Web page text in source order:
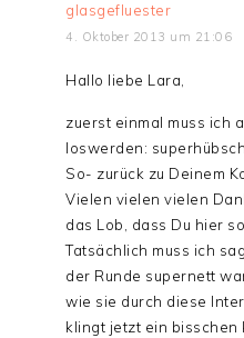
glasgefluester
4. Oktober 2013 um 21:06
Hallo liebe Lara,
zuerst einmal muss ich
loswerden:
So- zurück zu Deinem
Vielen vielen vielen
das Lob, dass Du hier
Tatsächlich muss ich
der Runde supernett
wie sie durch diese
klingt jetzt ein bisschen